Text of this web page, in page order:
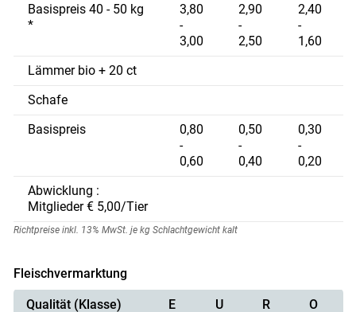
Basispreis 40 - 50 kg
*
3,80
-
3,00
2,90
-
2,50
2,40
-
1,60
Lämmer bio + 20 ct
Schafe
Basispreis
0,80
-
0,60
0,50
-
0,40
0,30
-
0,20
Abwicklung :
Mitglieder € 5,00/Tier
Richtpreise inkl. 13% MwSt. je kg Schlachtgewicht kalt
Fleischvermarktung
Qualität (Klasse) E U R
O